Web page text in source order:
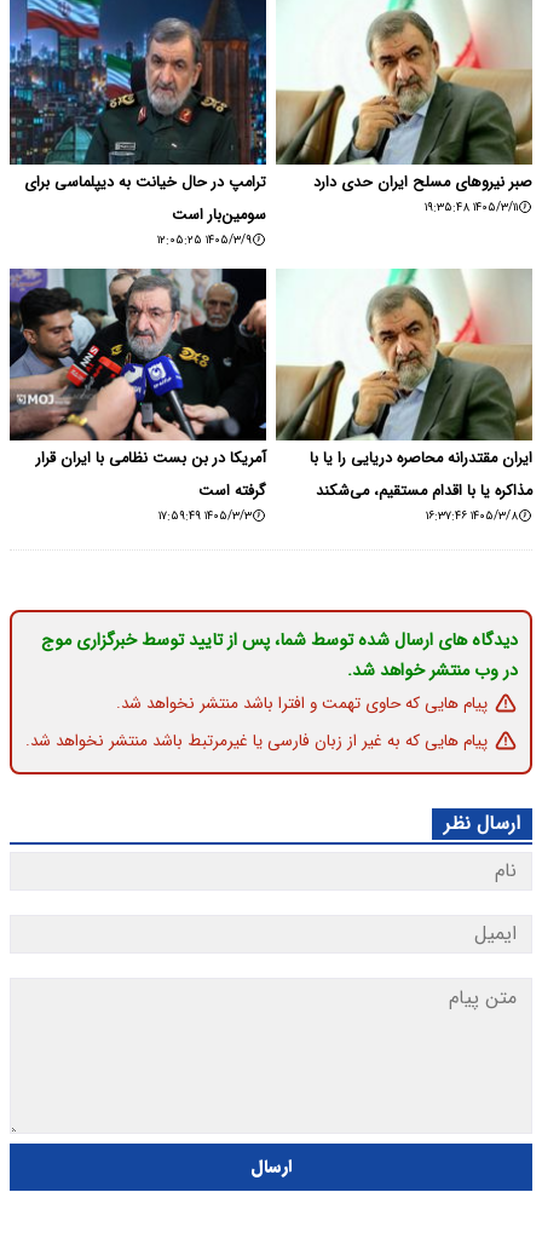
صبر نیروهای مسلح ایران حدی دارد
۱۴۰۵/۳/۱۱ ۱۹:۳۵:۴۸
ترامپ در حال خیانت به دیپلماسی برای
سومین‌بار است
۱۴۰۵/۳/۹ ۱۲:۰۵:۲۵
ایران مقتدرانه محاصره دریایی را یا با
مذاکره یا با اقدام مستقیم، می‌شکند
۱۴۰۵/۳/۸ ۱۶:۳۷:۴۶
آمریکا در بن بست نظامی با ایران قرار
گرفته است
۱۴۰۵/۳/۳ ۱۷:۵۹:۴۹
دیدگاه های ارسال شده توسط شما، پس از تایید توسط خبرگزاری موج
در وب منتشر خواهد شد.
پیام هایی که حاوی تهمت و افترا باشد منتشر نخواهد شد.
پیام هایی که به غیر از زبان فارسی یا غیرمرتبط باشد منتشر نخواهد شد.
ارسال نظر
ارسال